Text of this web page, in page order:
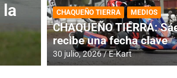
RMC BUENOS
histórica en
4 agosto, 2026 E-Kart
CHAQUEÑO TIERRA MEDIOS
CHAQUEÑO TIERRA:
recibe una fecha clave
30 julio, 2026 E-Kart